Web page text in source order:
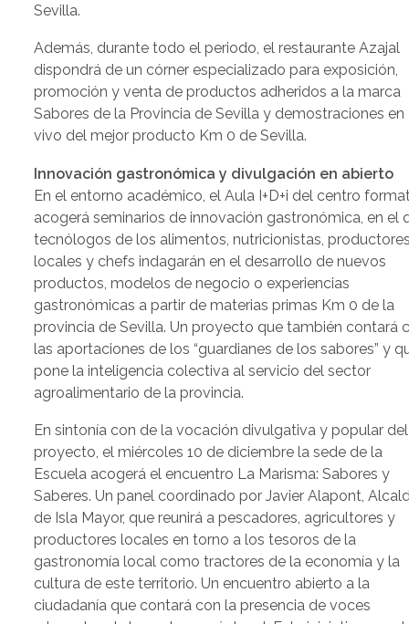
Sevilla.
Además, durante todo el periodo, el restaurante Azajal
dispondrá de un córner especializado para exposición,
promoción y venta de productos adheridos a la marca
Sabores de la Provincia de Sevilla y demostraciones en
vivo del mejor producto Km 0 de Sevilla.
Innovación gastronómica y divulgación en abierto
En el entorno académico, el Aula I+D+i del centro
acogerá seminarios de innovación gastronómica, en el
tecnólogos de los alimentos, nutricionistas,
locales y chefs indagarán en el desarrollo de nuevos
productos, modelos de negocio o experiencias
gastronómicas a partir de materias primas Km 0 de la
provincia de Sevilla. Un proyecto que también contará
las aportaciones de los “guardianes de los sabores” y
pone la inteligencia colectiva al servicio del sector
agroalimentario de la provincia.
En sintonía con de la vocación divulgativa y popular del
proyecto, el miércoles 10 de diciembre la sede de la
Escuela acogerá el encuentro La Marisma: Sabores y
Saberes. Un panel coordinado por Javier Alapont,
de Isla Mayor, que reunirá a pescadores, agricultores y
productores locales en torno a los tesoros de la
gastronomía local como tractores de la economía y la
cultura de este territorio. Un encuentro abierto a la
ciudadanía que contará con la presencia de voces